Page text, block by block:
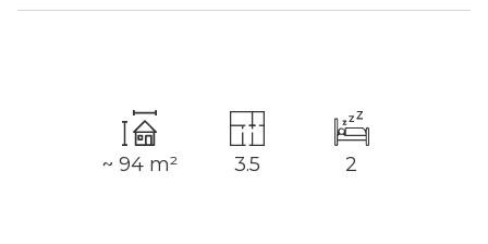
~ 94 m² 3.5 2